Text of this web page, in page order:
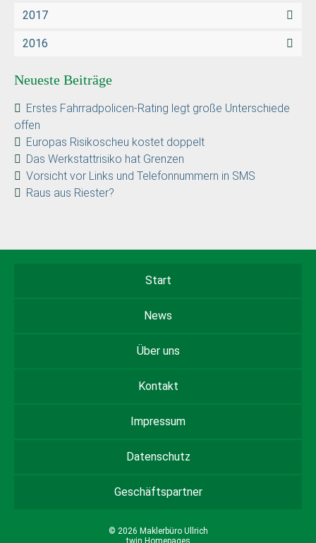
2017
2016
Neueste Beiträge
Erstes Fahrradpolicen-Rating legt große Unterschiede
offen
Europas Risikoscheu kostet doppelt
Das Werkstattrisiko hat Grenzen
Vorsicht vor Links und Telefonnummern in SMS
Raus aus Riester?
Start
News
Über uns
Kontakt
Impressum
Datenschutz
Geschäftspartner
© 2026 Maklerbüro Ullrich
twin Homepages